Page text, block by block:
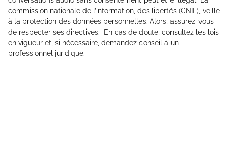
commission nationale de l’information, des libertés (CNIL), veille
à la protection des données personnelles. Alors, assurez-vous
de respecter ses directives. En cas de doute, consultez les lois
en vigueur et, si nécessaire, demandez conseil à un
professionnel juridique.